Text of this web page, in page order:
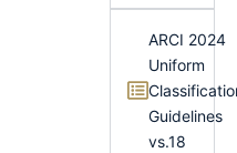
ARCI 2024
Uniform
Guidelines
vs.18